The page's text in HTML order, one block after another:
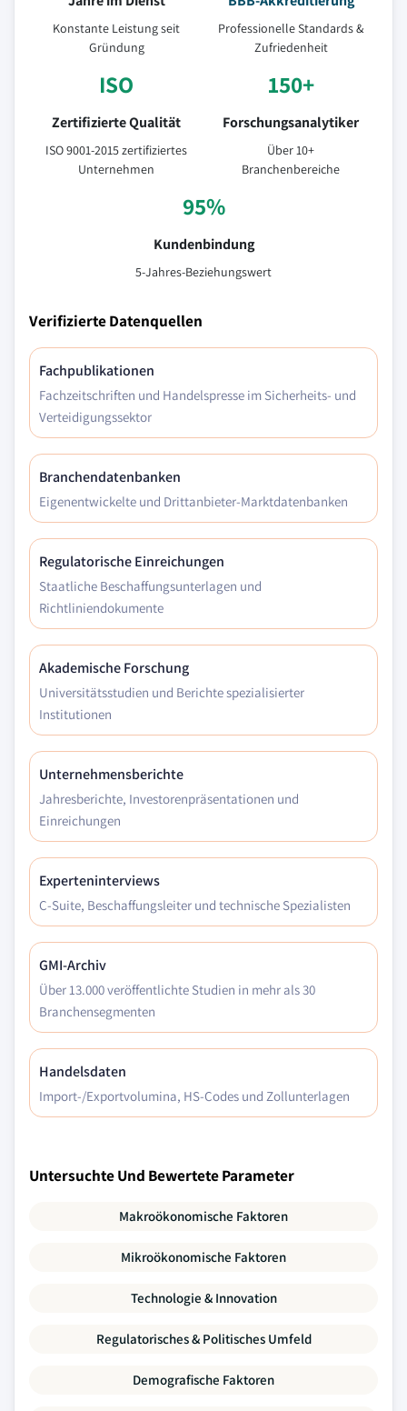
Konstante Leistung seit
Gründung
Professionelle Standards &
Zufriedenheit
ISO
Zertifizierte Qualität
ISO 9001-2015 zertifiziertes
Unternehmen
150+
Forschungsanalytiker
Über 10+
Branchenbereiche
95%
Kundenbindung
5-Jahres-Beziehungswert
Verifizierte Datenquellen
Fachpublikationen
Fachzeitschriften und Handelspresse im Sicherheits- und
Verteidigungssektor
Branchendatenbanken
Eigenentwickelte und Drittanbieter-Marktdatenbanken
Regulatorische Einreichungen
Staatliche Beschaffungsunterlagen und
Richtliniendokumente
Akademische Forschung
Universitätsstudien und Berichte spezialisierter
Institutionen
Unternehmensberichte
Jahresberichte, Investorenpräsentationen und
Einreichungen
Experteninterviews
C-Suite, Beschaffungsleiter und technische Spezialisten
GMI-Archiv
Über 13.000 veröffentlichte Studien in mehr als 30
Branchensegmenten
Handelsdaten
Import-/Exportvolumina, HS-Codes und Zollunterlagen
Untersuchte Und Bewertete Parameter
Makroökonomische Faktoren
Mikroökonomische Faktoren
Technologie & Innovation
Regulatorisches & Politisches Umfeld
Demografische Faktoren